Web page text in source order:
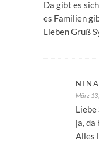
Da gibt es
es Familien
Lieben Gruß
NINA
März
Liebe
ja, da
Alles